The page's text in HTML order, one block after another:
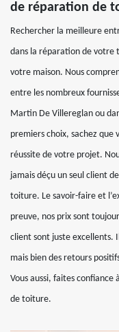
de réparation de
Rechercher la meilleure
dans la réparation de votre
votre maison. Nous
entre les nombreux
Martin De Villereglan ou
premiers choix, sachez que
réussite de votre projet.
jamais déçu un seul client
toiture. Le savoir-faire et
preuve, nos prix sont
client sont juste excellents.
mais bien des retours
Vous aussi, faites confiance
de toiture.